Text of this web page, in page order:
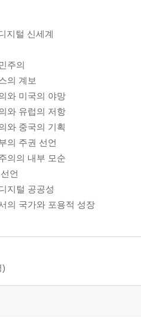
지털 신세계
주의
의 계보
와 미국의 야망
와 유럽의 저항
와 중국의 기획
의 주권 선언
의의 내부 모순
언
지털 공공성
의 국가와 포용적 성장
)